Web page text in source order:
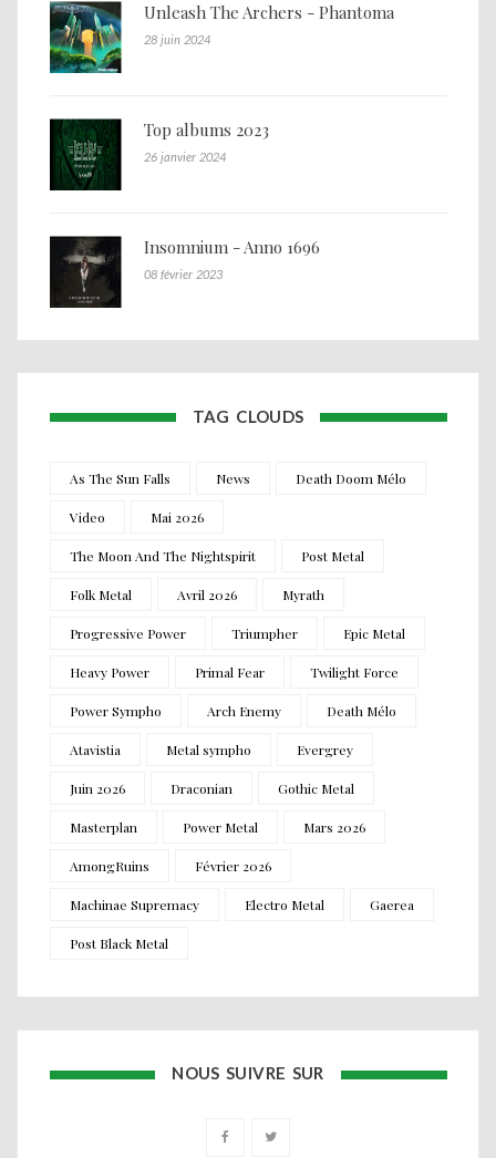
Unleash The Archers - Phantoma
28 juin 2024
Top albums 2023
26 janvier 2024
Insomnium - Anno 1696
08 février 2023
TAG CLOUDS
As The Sun Falls News Death Doom Mélo
Video Mai 2026
The Moon And The Nightspirit Post Metal
Folk Metal Avril 2026 Myrath
Progressive Power Triumpher Epic Metal
Heavy Power Primal Fear Twilight Force
Power Sympho Arch Enemy Death Mélo
Atavistia Metal sympho Evergrey
Juin 2026 Draconian Gothic Metal
Masterplan Power Metal Mars 2026
AmongRuins Février 2026
Machinae Supremacy Electro Metal Gaerea
Post Black Metal
NOUS SUIVRE SUR